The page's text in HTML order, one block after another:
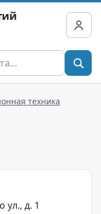
техника
ул., д. 1